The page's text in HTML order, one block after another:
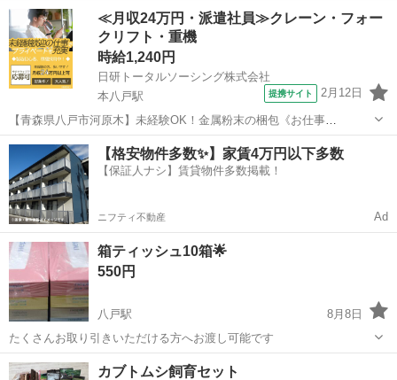
青森 八戸市 八戸駅 その他
≪月収24万円・派遣社員≫クレーン・フォー
クリフト・重機
時給1,240円
日研トータルソーシング株式会社
本八戸駅
提携サイト 2月12日
【青森県八戸市河原木】未経験OK！金属粉末の梱包《お仕事
No.2A160》 お仕事について 金属粉末をビニール袋へ梱包していく作
業や、粉末をふるいにかけて大きさ別に分ける作業です。 ※業務の変
更、就業場所の変更の範囲、契...
青森 八戸市 本八戸駅 その他
【格安物件多数✨】家賃4万円以下多数
【保証人ナシ】賃貸物件多数掲載！
ニフティ不動産 Ad
箱ティッシュ10箱🌟
550円
八戸駅
8月8日
たくさんお取り引きいただける方へお渡し可能です
青森 八戸市 八戸駅 その他 ティッシュ
カブトムシ飼育セット